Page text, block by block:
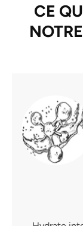
CE